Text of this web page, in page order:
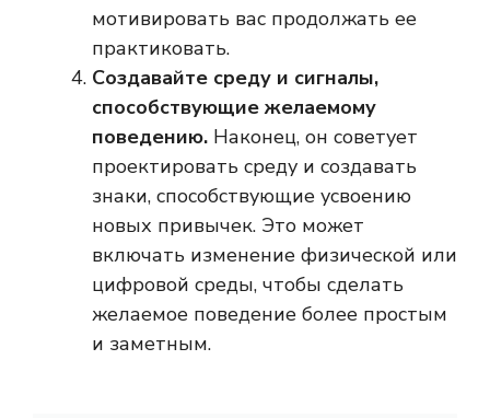
мотивировать вас продолжать ее
практиковать.
Создавайте среду и сигналы,
способствующие желаемому
поведению. Наконец, он советует
проектировать среду и создавать
знаки, способствующие усвоению
новых привычек. Это может
включать изменение физической или
цифровой среды, чтобы сделать
желаемое поведение более простым
и заметным.